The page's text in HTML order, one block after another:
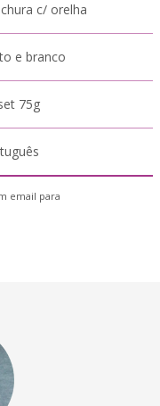
c/ orelha
e branco
75g
email para